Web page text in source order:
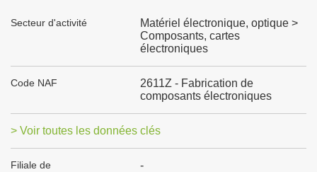
Secteur d'activité
Matériel électronique, optique >
Composants, cartes
électroniques
Code NAF
2611Z - Fabrication de
composants électroniques
> Voir toutes les données clés
Filiale de -